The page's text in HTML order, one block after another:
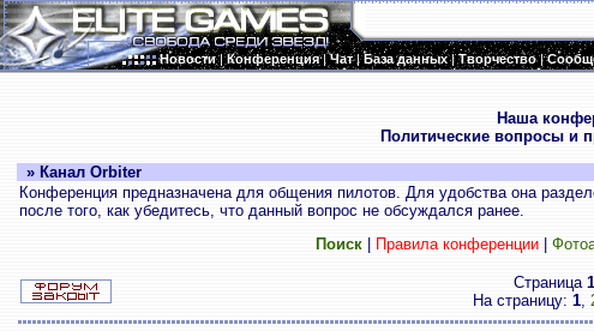
Новости|Конференция|Чат|База данных|Творчество|
Наша
Политические вопросы и
» Канал Orbiter
Конференция предназначена для общения пилотов. Для удобства она
после того, как убедитесь, что данный вопрос не обсуждался ранее.
Поиск| Правила конференции|
Страница 1
На страницу: 1,